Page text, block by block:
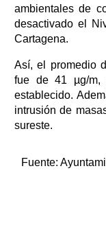
ambientales de
desactivado el
Cartagena.
Así, el promedio
fue de 41 µg/
establecido.
intrusión de
sureste.
Fuente: